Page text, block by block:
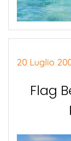
20 Luglio
Flag